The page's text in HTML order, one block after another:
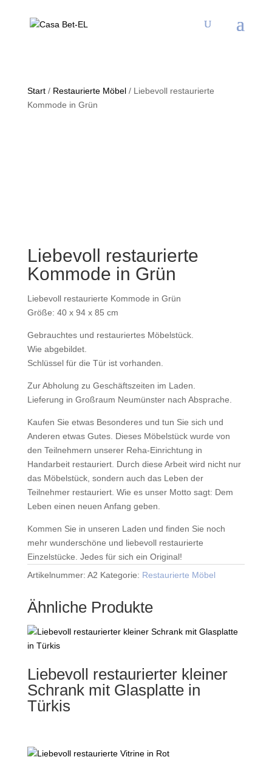
Start/ Restaurierte Möbel/ Liebevoll restaurierte
Kommode in Grün
Liebevoll restaurierte
Kommode in Grün
Liebevoll restaurierte Kommode in Grün
Größe: 40 x 94 x 85 cm
Gebrauchtes und restauriertes Möbelstück.
Wie abgebildet.
Schlüssel für die Tür ist vorhanden.
Zur Abholung zu Geschäftszeiten im Laden.
Lieferung in Großraum Neumünster nach Absprache.
Kaufen Sie etwas Besonderes und tun Sie sich und
Anderen etwas Gutes. Dieses Möbelstück wurde von
den Teilnehmern unserer Reha-Einrichtung in
Handarbeit restauriert. Durch diese Arbeit wird nicht nur
das Möbelstück, sondern auch das Leben der
Teilnehmer restauriert. Wie es unser Motto sagt: Dem
Leben einen neuen Anfang geben.
Kommen Sie in unseren Laden und finden Sie noch
mehr wunderschöne und liebevoll restaurierte
Einzelstücke. Jedes für sich ein Original!
Artikelnummer: A2 Kategorie: Restaurierte Möbel
Ähnliche Produkte
Liebevoll restaurierter kleiner
Schrank mit Glasplatte in
Türkis